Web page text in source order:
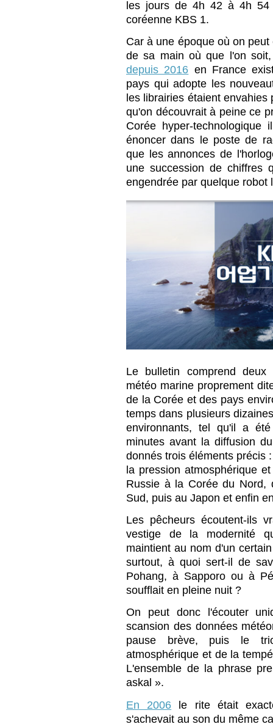
les jours de 4h 42 à 4h 54
coréenne KBS 1.
Car à une époque où on
de sa main où que l'on
depuis 2016 en France
pays qui adopte les
les librairies étaient
qu'on découvrait à peine ce
Corée hyper-
énoncer dans le poste de
que les annonces de
une succession de chiffres
engendrée par quelque robot
Le bulletin comprend
météo marine proprement
de la Corée et des pays
temps dans plusieurs
environnants, tel qu'il a
minutes avant la diffusion
donnés trois éléments précis
la pression atmosphérique
Russie à la Corée du
Sud, puis au Japon et enfin
Les pêcheurs écoutent-ils
vestige de la modernité
maintient au nom d'un
surtout, à quoi sert-il de
Pohang, à Sapporo ou à
soufflait en pleine nuit ?
On peut donc l'écouter
scansion des données
pause brève, puis le
atmosphérique et de la
L'ensemble de la phrase
askal ».
En 2006 le rite était
s'achevait au son du même